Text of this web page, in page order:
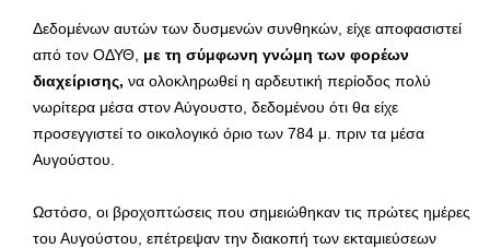
Δεδομένων αυτών των δυσμενών συνθηκών, είχε αποφασιστεί
από τον ΟΔΥΘ, με τη σύμφωνη γνώμη των φορέων
διαχείρισης, να ολοκληρωθεί η αρδευτική περίοδος πολύ
νωρίτερα μέσα στον Αύγουστο, δεδομένου ότι θα είχε
προσεγγιστεί το οικολογικό όριο των 784 μ. πριν τα μέσα
Αυγούστου.
Ωστόσο, οι βροχοπτώσεις που σημειώθηκαν τις πρώτες ημέρες
του Αυγούστου, επέτρεψαν την διακοπή των εκταμιεύσεων